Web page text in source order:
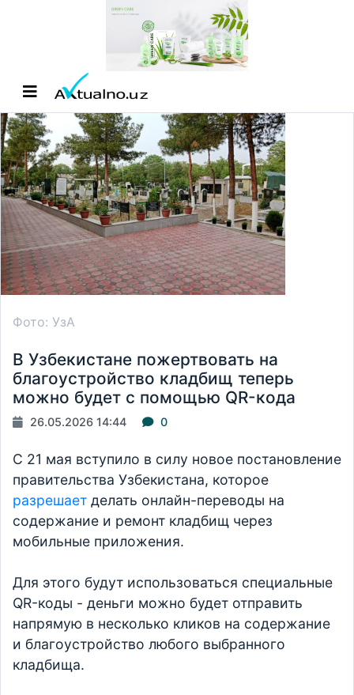
Фото: УзА
В Узбекистане пожертвовать на
благоустройство кладбищ теперь
можно будет с помощью QR-кода
26.05.2026 14:44 0
С 21 мая вступило в силу новое постановление
правительства Узбекистана, которое
разрешает делать онлайн-переводы на
содержание и ремонт кладбищ через
мобильные приложения.
Для этого будут использоваться специальные
QR-коды - деньги можно будет отправить
напрямую в несколько кликов на содержание
и благоустройство любого выбранного
кладбища.